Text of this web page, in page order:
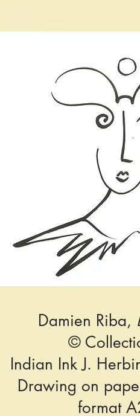
Damien Riba,
©
Indian Ink J.
Drawing on
format